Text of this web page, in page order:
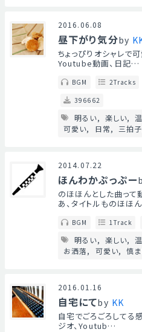
2016.06.08
昼下がり気分by
ちょっぴりオシャレで
Youtube動画、日記…
BGM 2Tracks
396662
明るい 楽しい
可愛い
日常 三拍子
2014.07.22
ほんわかぷっぷー
のほほんとした曲って
あ、タイトルものほほ
BGM 1Track
明るい 楽しい
お洒落
可愛い 慎
2016.01.16
自宅にてby KK
自宅でごろごろしてる
ジオ、Youtub…